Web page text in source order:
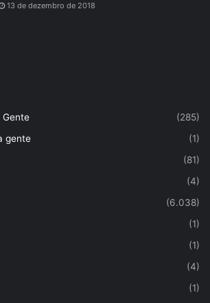
13 de dezembro de 2018
Gente
(285)
gente
(1)
(81)
(4)
(6.038)
(1)
(1)
(4)
(1)